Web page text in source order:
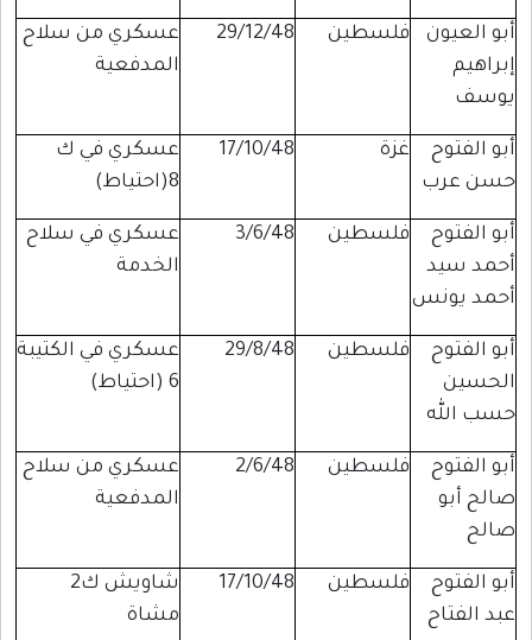
أبو العيون
إبراهيم
يوسف
فلسطين 29/12/48
عسكري من سلاح
المدفعية
أبو الفتوح
حسن عرب
غزة 17/10/48
عسكري في ك
8(احتياط)
أبو الفتوح
أحمد سيد
أحمد يونس
فلسطين 3/6/48
عسكري في سلاح
الخدمة
أبو الفتوح
الحسين
حسب الله
فلسطين 29/8/48
عسكري في الكتيبة
6 (احتياط)
أبو الفتوح
صالح أبو
صالح
فلسطين 2/6/48
عسكري من سلاح
المدفعية
أبو الفتوح
عبد الفتاح
فلسطين 17/10/48
شاويش ك2
مشاة